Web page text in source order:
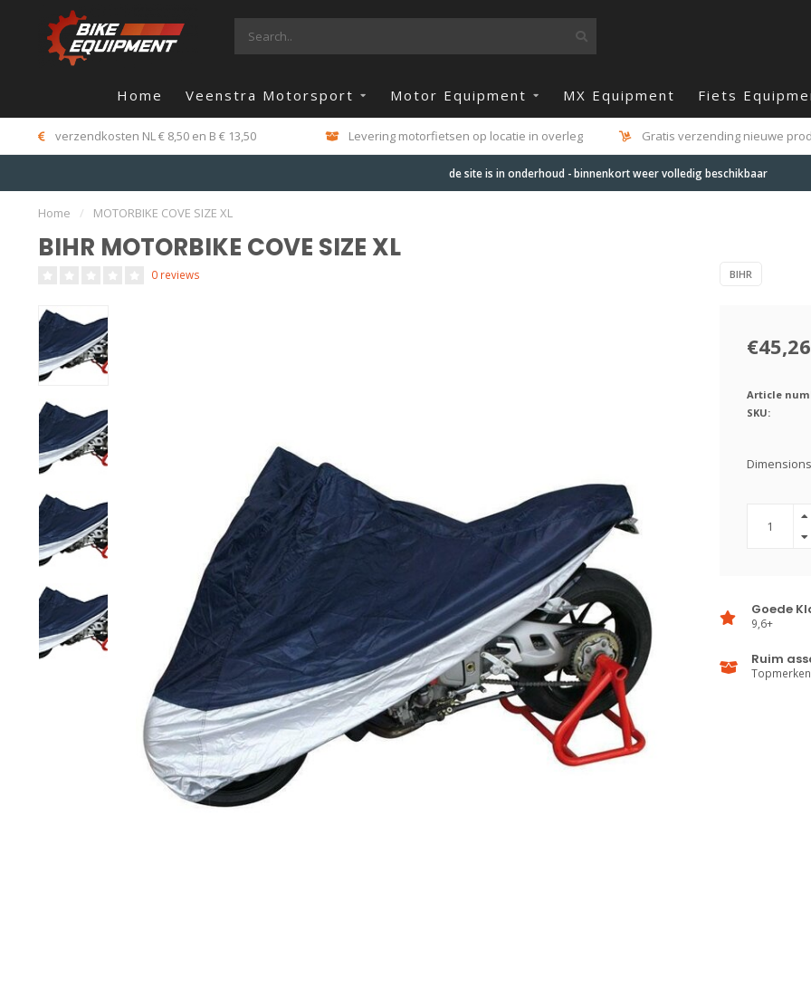
Home Veenstra Motorsport Motor Equipment MX Equipment Fiets
verzendkosten NL € 8,50 en B € 13,50 Levering motorfietsen op locatie in overleg Gratis verzending nieuwe
de site is in onderhoud - binnenkort weer volledig beschikbaar
Home / MOTORBIKE COVE SIZE XL
BIHR MOTORBIKE COVE SIZE XL
0 reviews BIHR
€45,26
Article
SKU:
Goede
9,6+
Ruim
Topmerken